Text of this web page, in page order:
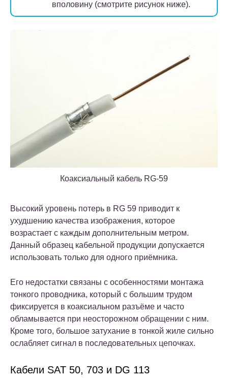
вполовину (смотрите рисунок ниже).
Коаксиальный кабель RG-59
Высокий уровень потерь в RG 59 приводит к
ухудшению качества изображения, которое
возрастает с каждым дополнительным метром.
Данный образец кабельной продукции допускается
использовать только для одного приёмника.
Его недостатки связаны с особенностями монтажа
тонкого проводника, который с большим трудом
фиксируется в коаксиальном разъёме и часто
обламывается при неосторожном обращении с ним.
Кроме того, большое затухание в тонкой жиле сильно
ослабляет сигнал в последовательных цепочках.
Кабели SAT 50, 703 и DG 113